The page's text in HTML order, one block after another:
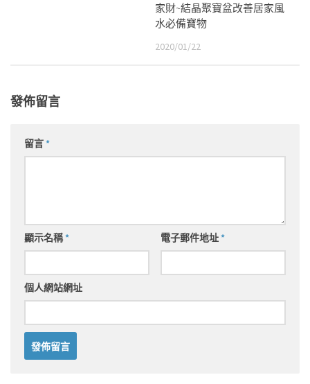
家財~結晶聚寶盆改善居家風
水必備寶物
2020/01/22
發佈留言
留言*
顯示名稱* 電子郵件地址*
個人網站網址